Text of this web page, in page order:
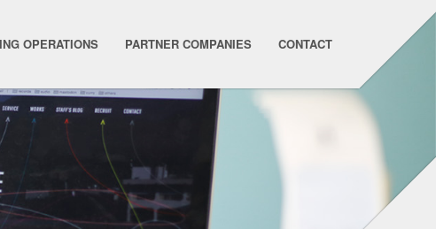
OPERATIONS PARTNER COMPANIES CONTACT